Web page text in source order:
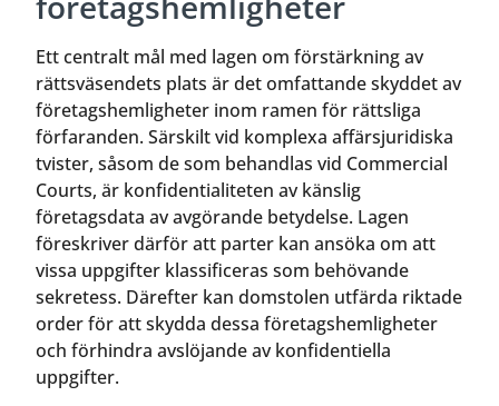
Ett centralt mål med lagen om förstärkning av
rättsväsendets plats är det omfattande skyddet av
företagshemligheter inom ramen för rättsliga
förfaranden. Särskilt vid komplexa affärsjuridiska
tvister, såsom de som behandlas vid Commercial
Courts, är konfidentialiteten av känslig
företagsdata av avgörande betydelse. Lagen
föreskriver därför att parter kan ansöka om att
vissa uppgifter klassificeras som behövande
sekretess. Därefter kan domstolen utfärda riktade
order för att skydda dessa företagshemligheter
och förhindra avslöjande av konfidentiella
uppgifter.